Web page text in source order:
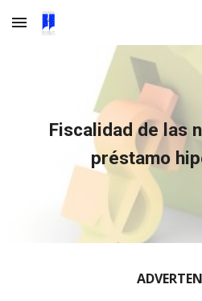
Skip to main content
Fiscalidad de las
préstamo